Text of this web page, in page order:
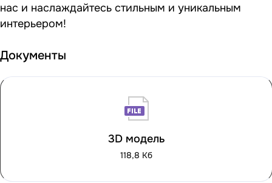
нас и наслаждайтесь стильным и уникальным
интерьером!
Документы
3D модель
118,8 Кб